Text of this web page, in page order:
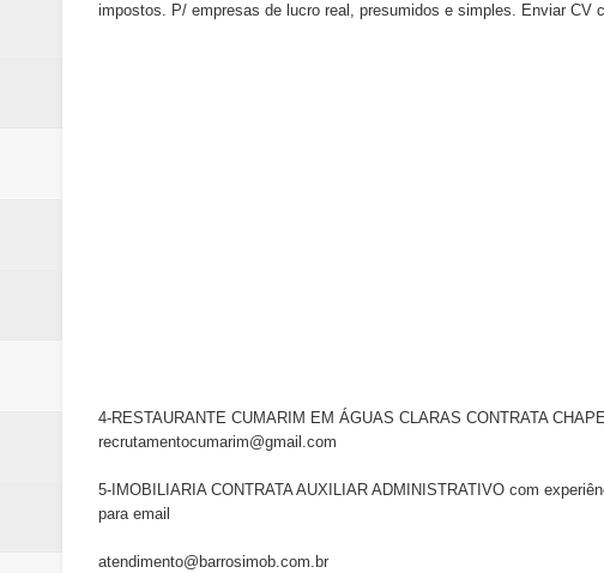
impostos. P/ empresas de lucro real, presumidos e simples. Enviar CV
4-RESTAURANTE CUMARIM EM ÁGUAS CLARAS CONTRATA
recrutamentocumarim@gmail.com
5-IMOBILIARIA CONTRATA AUXILIAR ADMINISTRATIVO com
para email
atendimento@barrosimob.com.br